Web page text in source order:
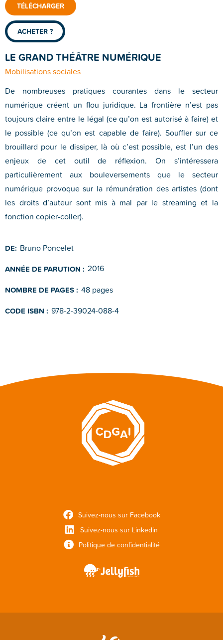
TÉLÉCHARGER
ACHETER ?
LE GRAND THÉÂTRE NUMÉRIQUE
Mobilisations sociales
De nombreuses pratiques courantes dans le secteur
numérique créent un flou juridique. La frontière n’est pas
toujours claire entre le légal (ce qu’on est autorisé à faire) et
le possible (ce qu’on est capable de faire). Souffler sur ce
brouillard pour le dissiper, là où c’est possible, est l’un des
enjeux de cet outil de réflexion. On s’intéressera
particulièrement aux bouleversements que le secteur
numérique provoque sur la rémunération des artistes (dont
les droits d’auteur sont mis à mal par le streaming et la
fonction copier-coller).
DE: Bruno Poncelet
ANNÉE DE PARUTION : 2016
NOMBRE DE PAGES : 48 pages
CODE ISBN : 978-2-39024-088-4
Suivez-nous sur Facebook
Suivez-nous sur Linkedin
Politique de confidentialité